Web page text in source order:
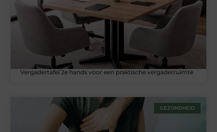
Vergadertafel 2e hands voor een praktische vergaderruimte
GEZONDHEID